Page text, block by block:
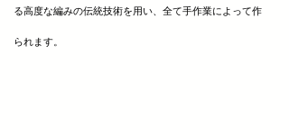
る高度な編みの伝統技術を用い、全て手作業によって作
られます。